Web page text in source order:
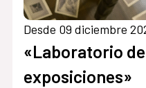
Desde 09 diciembre
«Laboratorio
exposiciones»